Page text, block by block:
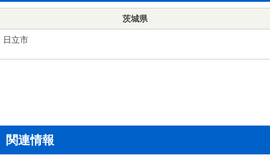
茨城県
日立市
関連情報